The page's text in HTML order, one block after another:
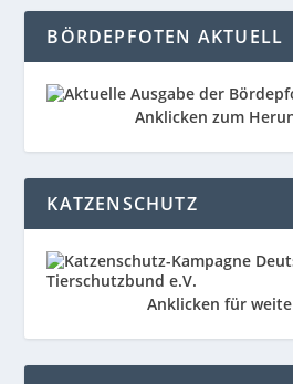
BÖRDEPFOTEN AKTUELL
Anklicken zum
KATZENSCHUTZ
Anklicken für